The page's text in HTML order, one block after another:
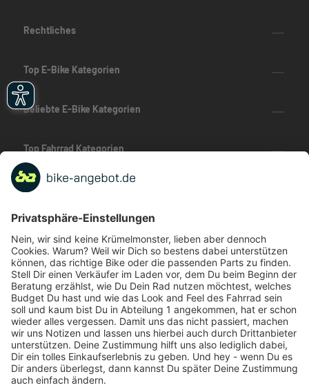
Rechtliches
Top E-Bike Kategorien
Beliebte E-Bike Kategorien
Top Fahrrad Kategorien
Beliebte Fahrrad-Kategorien
Marken-Highlights
TOP-Marken
ZAHLUNGSARTEN / RATENKAUF